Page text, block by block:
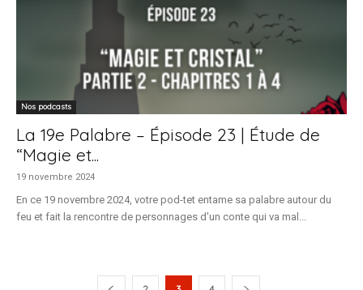
Nos podcasts
La 19e Palabre – Épisode 23 | Étude de
“Magie et...
19 novembre 2024
En ce 19 novembre 2024, votre pod-tet entame sa palabre autour du
feu et fait la rencontre de personnages d'un conte qui va mal...